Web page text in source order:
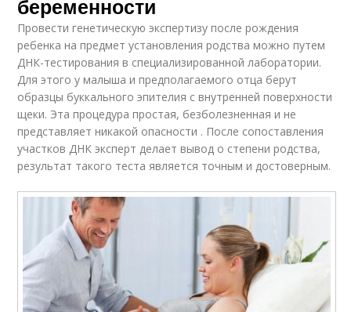
беременности
Провести генетическую экспертизу после рождения
ребенка на предмет установления родства можно путем
ДНК-тестирования в специализированной лаборатории.
Для этого у малыша и предполагаемого отца берут
образцы буккального эпителия с внутренней поверхности
щеки. Эта процедура простая, безболезненная и не
представляет никакой опасности . После сопоставления
участков ДНК эксперт делает вывод о степени родства,
результат такого теста является точным и достоверным.